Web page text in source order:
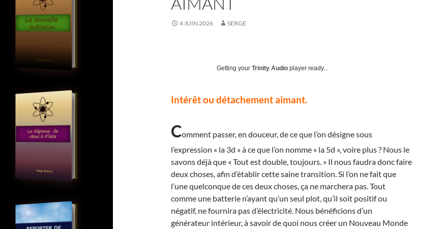
4 JUIN 2026 SERGE
Getting your Trinity Audio player ready...
Intérêt ou détachement aimant.
Comment passer, en douceur, de ce que l’on désigne sous
l’expression « la 3d » à ce que l’on nomme « la 5d », voire plus ? Nous le
savons déjà que « Tout est double, toujours. » Il nous faudra donc faire
deux choses, afin d’établir cette saine transition. Si l’on ne fait que
l’une quelconque de ces deux choses, ça ne marchera pas. Tout
comme une batterie n’ayant qu’un seul plot, qu’il soit positif ou
négatif, ne fournira pas d’électricité. Nous bénéficions d’un
générateur intérieur, à savoir de quoi nous créer un Nouveau Monde